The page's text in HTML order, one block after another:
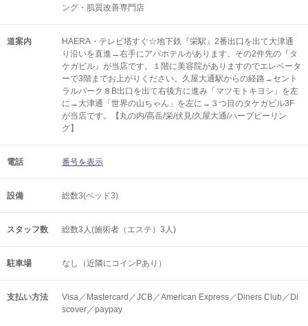
ング・肌質改善専門店
道案内
HAERA・テレビ塔すぐ☆地下鉄『栄駅』2番出口を出て大津通
り沿いを直進→右手にアパホテルがあります。その2件先の『タ
ケガビル』が当店です。１階に美容院がありますのでエレベータ
ーで3階までお上がりください。久屋大通駅からの経路→セント
ラルパーク８B出口を出て右後方に進み「マツモトキヨシ」を左
に→大津通「世界の山ちゃん」を左に→３つ目のタケガビル3F
が当店です。【丸の内/高岳/栄/伏見/久屋大通/ハーブピーリン
グ】
電話 番号を表示
設備 総数3(ベッド3)
スタッフ数 総数3人(施術者（エステ）3人)
駐車場 なし（近隣にコインPあり）
支払い方法
Visa／Mastercard／JCB／American Express／Diners Club／Di
scover／paypay